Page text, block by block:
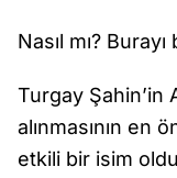
Nasıl mı?
Turgay Şahin’in
alınmasının en
etkili bir isim